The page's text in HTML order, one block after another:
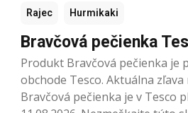
Rajec Hurmikaki
Bravčová pečienka
Produkt Bravčová pečienka je
obchode Tesco. Aktuálna
Bravčová pečienka je v Tesco